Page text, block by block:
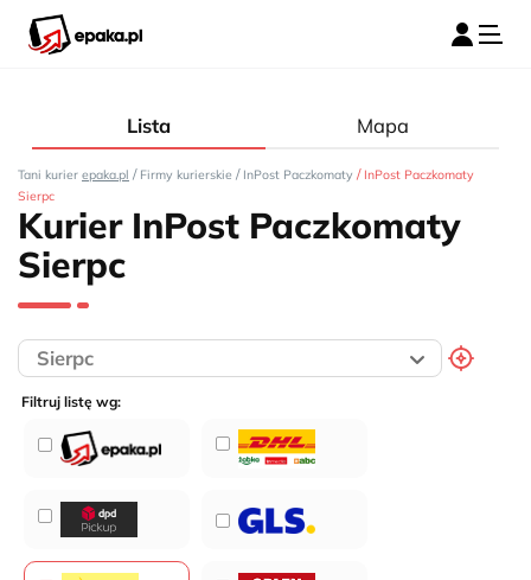
Lista Mapa
Tani kurier epaka.pl / Firmy kurierskie / InPost Paczkomaty / InPost Paczkomaty
Sierpc
Kurier InPost Paczkomaty
Sierpc
Filtruj listę wg: